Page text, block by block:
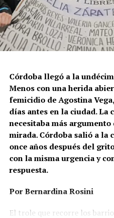
Ganar la vida: La
Córdoba llegó a la
Menos con una herida
femicidio de Agostina
días antes en la ciudad. La
necesitaba más
mirada. Córdoba salió a la
once años después del
con la misma urgencia y
respuesta.
Por Bernardina Rosini
El trole que recorre los